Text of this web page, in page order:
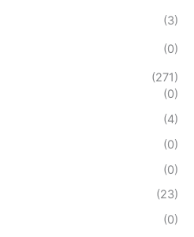
(3)
(0)
(271)
(0)
(4)
(0)
(0)
(23)
(0)